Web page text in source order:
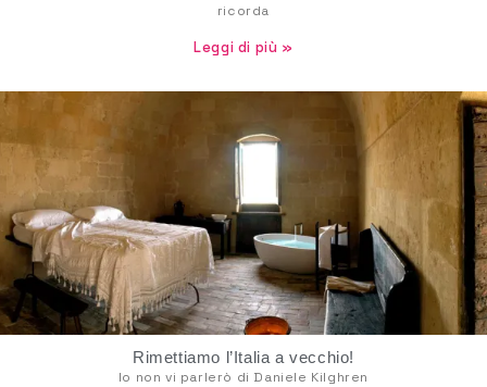
ricorda
Leggi di più »
Rimettiamo l’Italia a vecchio!
Io non vi parlerò di Daniele Kilghren